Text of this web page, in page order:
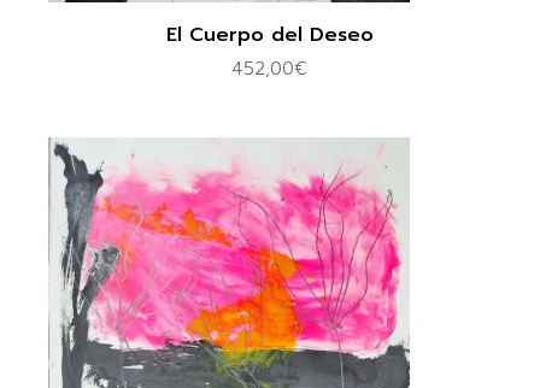
El Cuerpo del Deseo
452,00€